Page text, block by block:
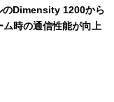
のDimensity 1200から
時の通信性能が向上